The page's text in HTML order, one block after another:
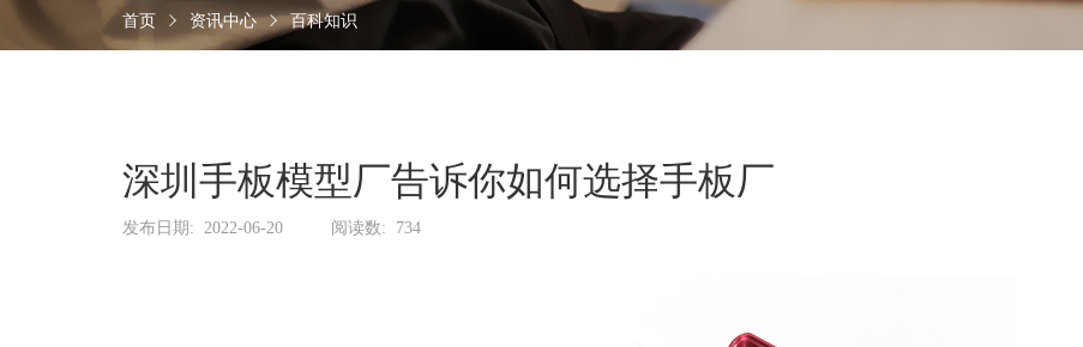
首页 资讯中心 百科知识
深圳手板模型厂告诉你如何选择手板厂
发布日期: 2022-06-20 阅读数: 734
施